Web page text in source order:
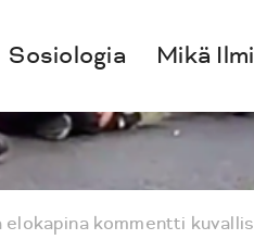
Sosiologia Mikä
elokapina kommentti